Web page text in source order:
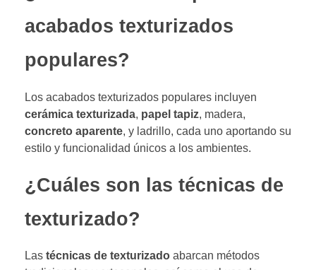
acabados texturizados
populares?
Los acabados texturizados populares incluyen
cerámica texturizada, papel tapiz, madera,
concreto aparente, y ladrillo, cada uno aportando su
estilo y funcionalidad únicos a los ambientes.
¿Cuáles son las técnicas de
texturizado?
Las técnicas de texturizado abarcan métodos